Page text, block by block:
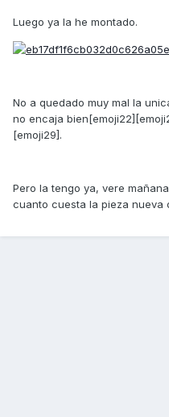
Luego ya la he montado.
No a quedado muy mal la
no encaja
[emoji29].
Pero la tengo ya, vere
cuanto cuesta la pieza nueva